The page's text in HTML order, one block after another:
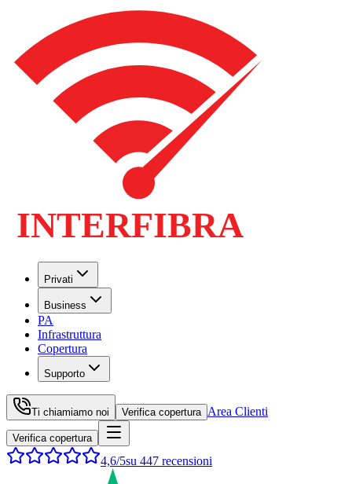
Privati
Business
PA
Infrastruttura
Copertura
Supporto
Ti chiamiamo noi Verifica copertura Area Clienti
Verifica copertura
4,6/5su 447 recensioni